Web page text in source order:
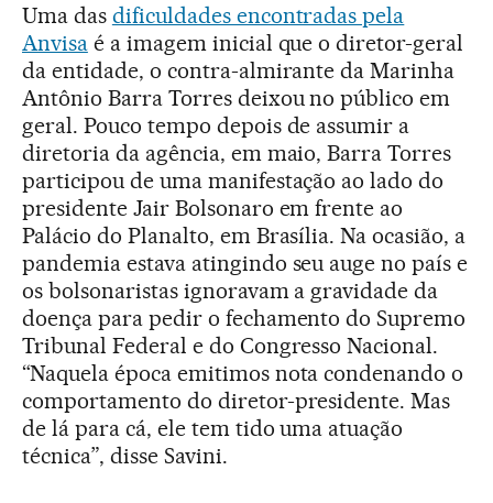
Uma das dificuldades encontradas pela
Anvisaé a imagem inicial que o diretor-geral
da entidade, o contra-almirante da Marinha
Antônio Barra Torres deixou no público em
geral. Pouco tempo depois de assumir a
diretoria da agência, em maio, Barra Torres
participou de uma manifestação ao lado do
presidente Jair Bolsonaro em frente ao
Palácio do Planalto, em Brasília. Na ocasião, a
pandemia estava atingindo seu auge no país e
os bolsonaristas ignoravam a gravidade da
doença para pedir o fechamento do Supremo
Tribunal Federal e do Congresso Nacional.
“Naquela época emitimos nota condenando o
comportamento do diretor-presidente. Mas
de lá para cá, ele tem tido uma atuação
técnica”, disse Savini.